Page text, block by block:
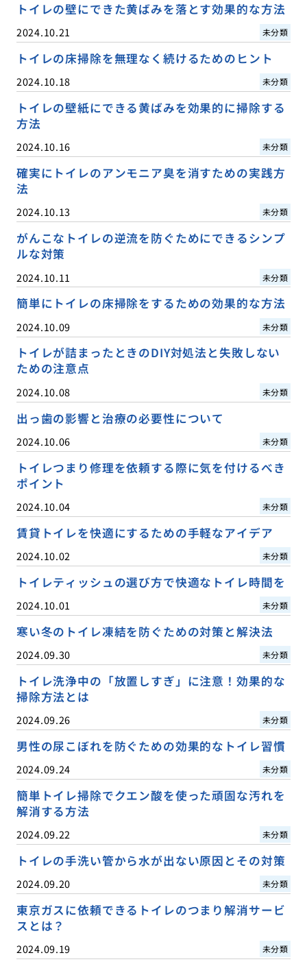
トイレの壁にできた黄ばみを落とす効果的な方法
2024.10.21 未分類
トイレの床掃除を無理なく続けるためのヒント
2024.10.18 未分類
トイレの壁紙にできる黄ばみを効果的に掃除する
方法
2024.10.16 未分類
確実にトイレのアンモニア臭を消すための実践方
法
2024.10.13 未分類
がんこなトイレの逆流を防ぐためにできるシンプ
ルな対策
2024.10.11 未分類
簡単にトイレの床掃除をするための効果的な方法
2024.10.09 未分類
トイレが詰まったときのDIY対処法と失敗しない
ための注意点
2024.10.08 未分類
出っ歯の影響と治療の必要性について
2024.10.06 未分類
トイレつまり修理を依頼する際に気を付けるべき
ポイント
2024.10.04 未分類
賃貸トイレを快適にするための手軽なアイデア
2024.10.02 未分類
トイレティッシュの選び方で快適なトイレ時間を
2024.10.01 未分類
寒い冬のトイレ凍結を防ぐための対策と解決法
2024.09.30 未分類
トイレ洗浄中の「放置しすぎ」に注意！効果的な
掃除方法とは
2024.09.26 未分類
男性の尿こぼれを防ぐための効果的なトイレ習慣
2024.09.24 未分類
簡単トイレ掃除でクエン酸を使った頑固な汚れを
解消する方法
2024.09.22 未分類
トイレの手洗い管から水が出ない原因とその対策
2024.09.20 未分類
東京ガスに依頼できるトイレのつまり解消サービ
スとは？
2024.09.19 未分類